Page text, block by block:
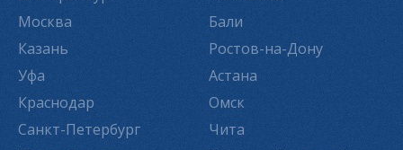
Москва
Казань
Уфа
Краснодар
Санкт-Петербург
Бали
Ростов-на-Дону
Астана
Омск
Чита